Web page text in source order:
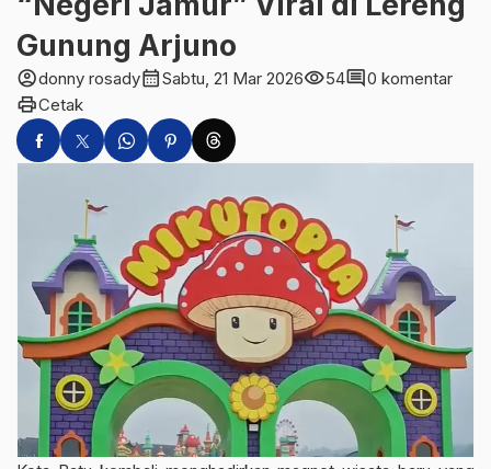
Gunung Arjuno
account_circledonny rosadycalendar_monthSabtu, 21 Mar 2026visibility54comment0 komentar
printCetak